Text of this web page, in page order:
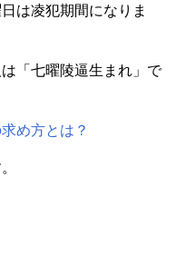
は凌犯期間になりま
「七曜陵逼生まれ」で
め方とは？